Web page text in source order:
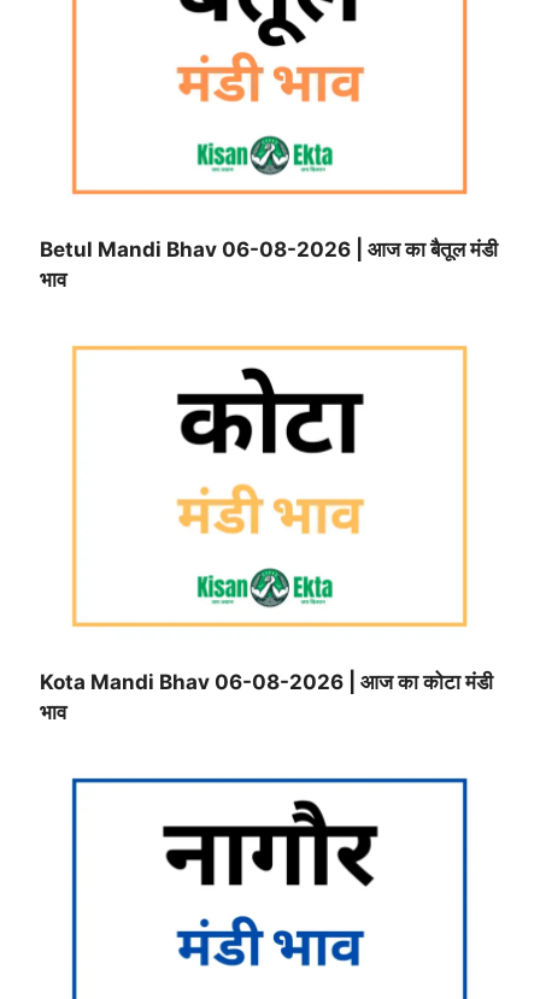
Betul Mandi Bhav 06-08-2026 | आज का बैतूल मंडी
भाव
Kota Mandi Bhav 06-08-2026 | आज का कोटा मंडी
भाव